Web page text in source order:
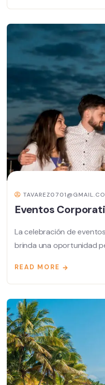
Eventos
La celebración de
brinda una oportunidad
READ MORE